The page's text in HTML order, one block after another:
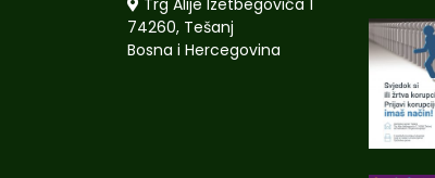
74260, Tešanj
Bosna i Hercegovina